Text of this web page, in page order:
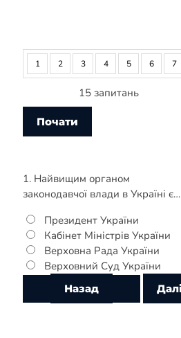
1 2 3 4 5 6 7
15 запитань
1. Найвищим органом
законодавчої влади в Україні є…
Президент України
Кабінет Міністрів України
Верховна Рада України
Верховний Суд України